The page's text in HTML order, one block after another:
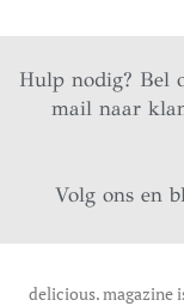
Hulp nodig? Bel
mail naar
Volg ons en
delicious. magazine